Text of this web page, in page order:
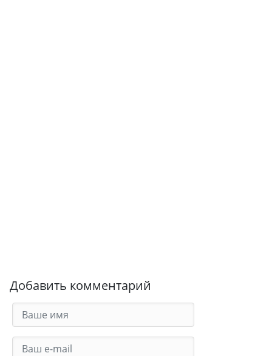
Добавить комментарий